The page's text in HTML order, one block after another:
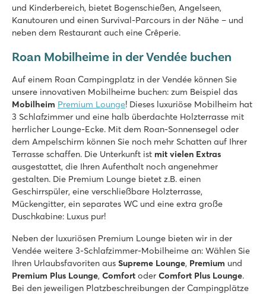
und Kinderbereich, bietet Bogenschießen, Angelseen,
Kanutouren und einen Survival-Parcours in der Nähe – und
neben dem Restaurant auch eine Crêperie.
Roan Mobilheime in der Vendée buchen
Auf einem Roan Campingplatz in der Vendée können Sie
unsere innovativen Mobilheime buchen: zum Beispiel das
Mobilheim Premium Lounge! Dieses luxuriöse Mobilheim hat
3 Schlafzimmer und eine halb überdachte Holzterrasse mit
herrlicher Lounge-Ecke. Mit dem Roan-Sonnensegel oder
dem Ampelschirm können Sie noch mehr Schatten auf Ihrer
Terrasse schaffen. Die Unterkunft ist mit vielen Extras
ausgestattet, die Ihren Aufenthalt noch angenehmer
gestalten. Die Premium Lounge bietet z.B. einen
Geschirrspüler, eine verschließbare Holzterrasse,
Mückengitter, ein separates WC und eine extra große
Duschkabine: Luxus pur!
Neben der luxuriösen Premium Lounge bieten wir in der
Vendée weitere 3-Schlafzimmer-Mobilheime an: Wählen Sie
Ihren Urlaubsfavoriten aus Supreme Lounge, Premium und
Premium Plus Lounge, Comfort oder Comfort Plus Lounge.
Bei den jeweiligen Platzbeschreibungen der Campingplätze